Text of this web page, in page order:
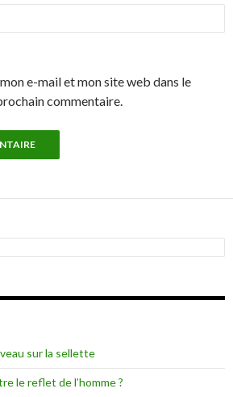
e-mail et mon site web dans le
commentaire.
sur la sellette
le reflet de l’homme ?